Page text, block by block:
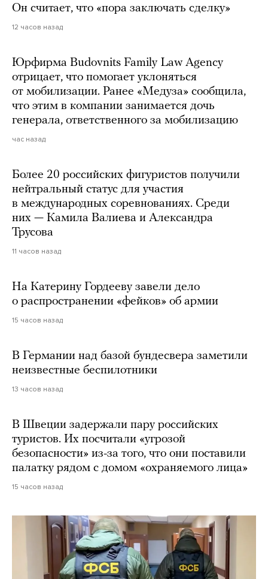
Он считает, что «пора заключать сделку»
12 часов назад
Юрфирма Budovnits Family Law Agency
отрицает, что помогает уклоняться
от мобилизации. Ранее «Медуза» сообщила,
что этим в компании занимается дочь
генерала, ответственного за мобилизацию
час назад
Более 20 российских фигуристов получили
нейтральный статус для участия
в международных соревнованиях. Среди
них — Камила Валиева и Александра
Трусова
11 часов назад
На Катерину Гордееву завели дело
о распространении «фейков» об армии
15 часов назад
В Германии над базой бундесвера заметили
неизвестные беспилотники
13 часов назад
В Швеции задержали пару российских
туристов. Их посчитали «угрозой
безопасности» из-за того, что они поставили
палатку рядом с домом «охраняемого лица»
15 часов назад